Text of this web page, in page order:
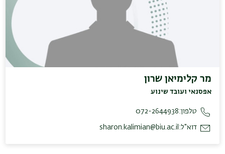
מר קלימיאן שרון
אפסנאי ועובד שינוע
טלפון:072-2644938
דוא"ל: sharon.kalimian@biu.ac.il